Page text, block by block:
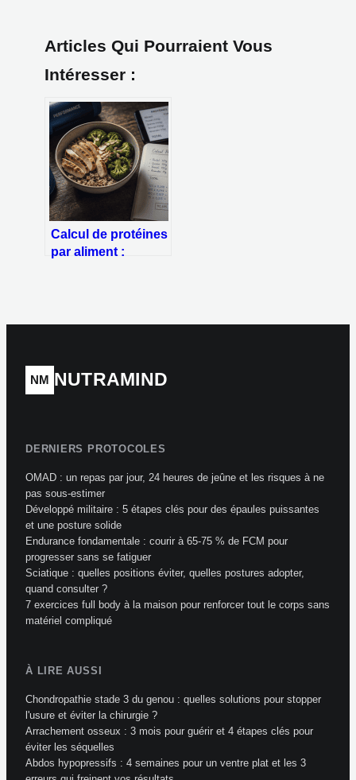
Articles Qui Pourraient Vous
Intéresser :
Calcul de protéines
par aliment :
NM NUTRAMIND
DERNIERS PROTOCOLES
OMAD : un repas par jour, 24 heures de jeûne et les risques à ne
pas sous-estimer
Développé militaire : 5 étapes clés pour des épaules puissantes
et une posture solide
Endurance fondamentale : courir à 65-75 % de FCM pour
progresser sans se fatiguer
Sciatique : quelles positions éviter, quelles postures adopter,
quand consulter ?
7 exercices full body à la maison pour renforcer tout le corps sans
matériel compliqué
À LIRE AUSSI
Chondropathie stade 3 du genou : quelles solutions pour stopper
l'usure et éviter la chirurgie ?
Arrachement osseux : 3 mois pour guérir et 4 étapes clés pour
éviter les séquelles
Abdos hypopressifs : 4 semaines pour un ventre plat et les 3